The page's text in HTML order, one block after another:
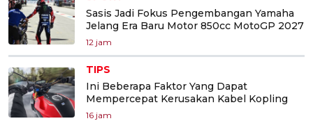
Sasis Jadi Fokus Pengembangan Yamaha
Jelang Era Baru Motor 850cc MotoGP 2027
12 jam
TIPS
Ini Beberapa Faktor Yang Dapat
Mempercepat Kerusakan Kabel Kopling
16 jam